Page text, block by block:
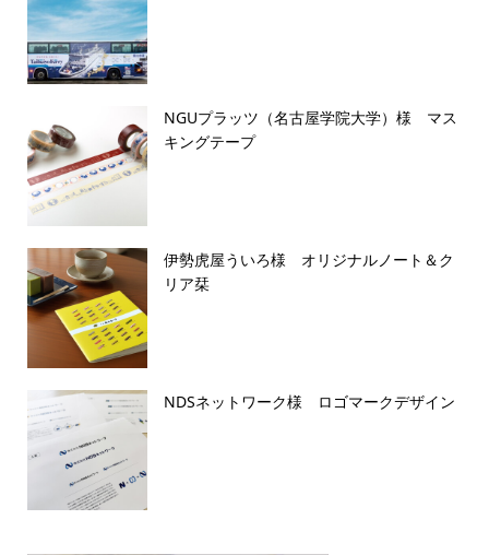
NGUプラッツ（名古屋学院大学）様 マス
キングテープ
伊勢虎屋ういろ様 オリジナルノート＆ク
リア栞
NDSネットワーク様 ロゴマークデザイン